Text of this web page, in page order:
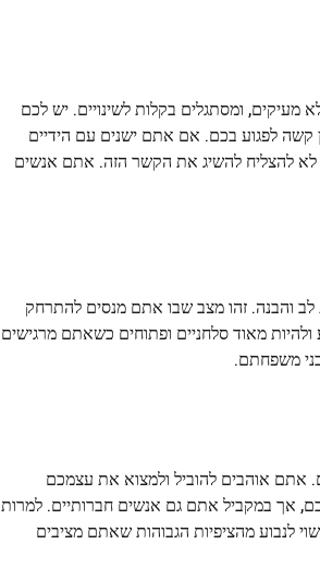
ומסתגלים בקלות לשינויים. יש לכם
קשה לפגוע בכם. אם אתם ישנים עם הידיים
לא להצליח להשיג את הקשר הזה. אתם אנשים
והבנה. זהו מצב שבו אתם מנסים להתרחק
מאוד סלחניים ופתוחים כשאתם מרגישים
משפחתם.
אתם אוהבים להוביל ולמצוא את עצמכם
אך במקביל אתם גם אנשים חברותיים. למרות
לנבוע מהציפיות הגבוהות שאתם מציבים